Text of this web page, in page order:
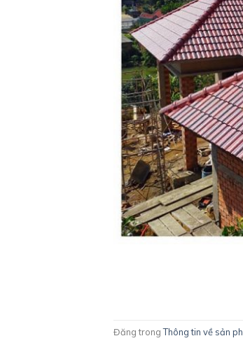
Đăng trongThông tin về sản